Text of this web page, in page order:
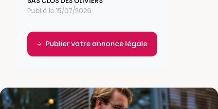
Publié le 15/07/2026
Publier votre annonce légale